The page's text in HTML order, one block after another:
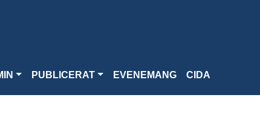
PUBLICERAT EVENEMANG CIDA